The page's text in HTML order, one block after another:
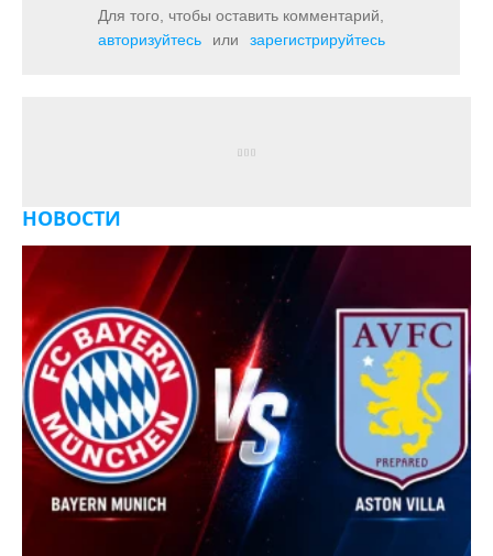
Для того, чтобы оставить комментарий,
авторизуйтесь
или зарегистрируйтесь
НОВОСТИ